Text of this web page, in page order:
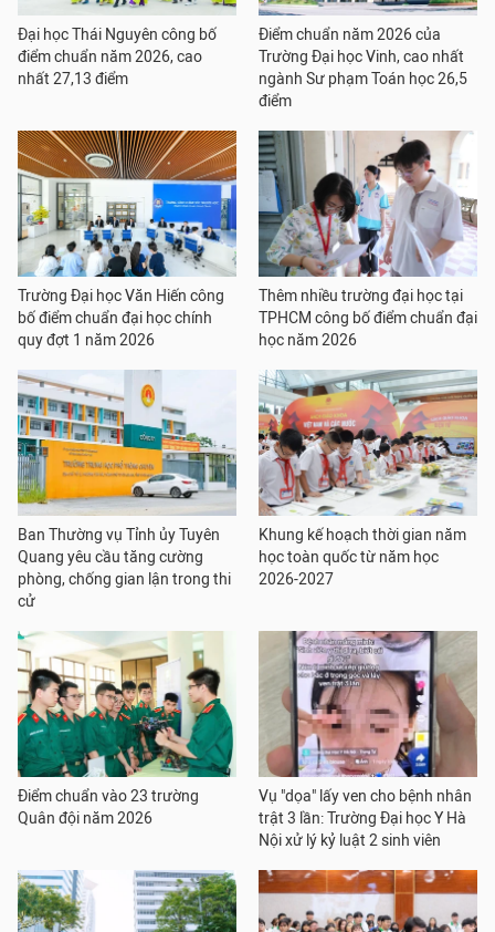
Đại học Thái Nguyên công bố
điểm chuẩn năm 2026, cao
nhất 27,13 điểm
Điểm chuẩn năm 2026 của
Trường Đại học Vinh, cao nhất
ngành Sư phạm Toán học 26,5
điểm
Trường Đại học Văn Hiến công
bố điểm chuẩn đại học chính
quy đợt 1 năm 2026
Thêm nhiều trường đại học tại
TPHCM công bố điểm chuẩn đại
học năm 2026
Ban Thường vụ Tỉnh ủy Tuyên
Quang yêu cầu tăng cường
phòng, chống gian lận trong thi
cử
Khung kế hoạch thời gian năm
học toàn quốc từ năm học
2026-2027
Điểm chuẩn vào 23 trường
Quân đội năm 2026
Vụ "dọa" lấy ven cho bệnh nhân
trật 3 lần: Trường Đại học Y Hà
Nội xử lý kỷ luật 2 sinh viên